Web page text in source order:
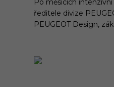
Po měsících
ředitele divize
PEUGEOT Design,